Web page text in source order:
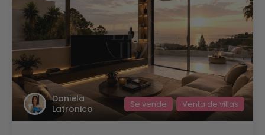
Daniela
Latronico
Se vende Venta de villas